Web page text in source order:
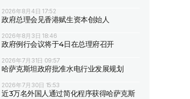
2026年8月4日 17:52
政府总理会见香港赋生资本创始人
2026年8月3日 18:46
政府例行会议将于4日在总理府召开
2026年7月31日 09:57
哈萨克斯坦政府批准水电行业发展规划
2026年7月30日 15:53
近3万名外国人通过简化程序获得哈萨克斯